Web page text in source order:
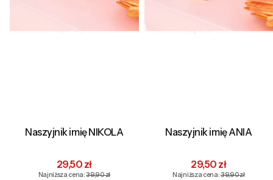
Naszyjnik imię NIKOLA
Cena promocyjna
29,50 zł
Najniższa cena:39,90 zł
Naszyjnik imię ANIA
Cena promocyjna
29,50 zł
Najniższa cena:39,90 zł